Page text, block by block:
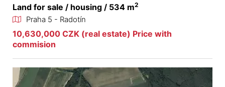
Land for sale / housing / 534 m2
Praha 5 - Radotín
10,630,000 CZK (real estate) Price with
commision